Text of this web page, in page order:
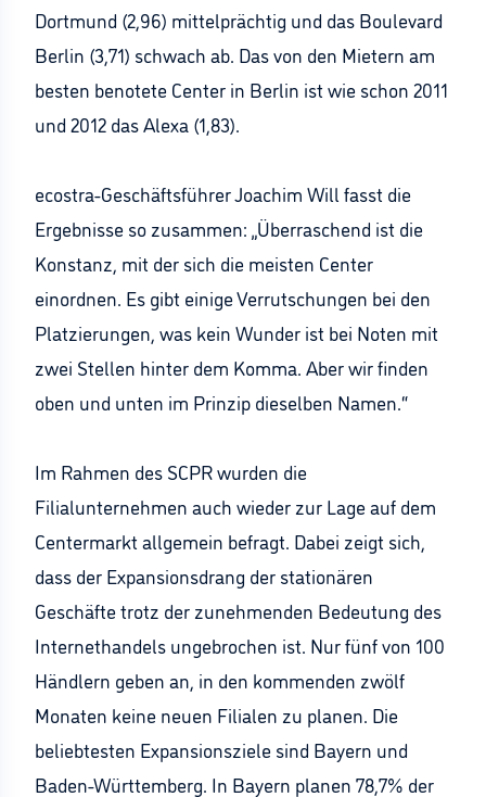
Dortmund (2,96) mittelprächtig und das Boulevard
Berlin (3,71) schwach ab. Das von den Mietern am
besten benotete Center in Berlin ist wie schon 2011
und 2012 das Alexa (1,83).
ecostra-Geschäftsführer Joachim Will fasst die
Ergebnisse so zusammen: „Überraschend ist die
Konstanz, mit der sich die meisten Center
einordnen. Es gibt einige Verrutschungen bei den
Platzierungen, was kein Wunder ist bei Noten mit
zwei Stellen hinter dem Komma. Aber wir finden
oben und unten im Prinzip dieselben Namen.“
Im Rahmen des SCPR wurden die
Filialunternehmen auch wieder zur Lage auf dem
Centermarkt allgemein befragt. Dabei zeigt sich,
dass der Expansionsdrang der stationären
Geschäfte trotz der zunehmenden Bedeutung des
Internethandels ungebrochen ist. Nur fünf von 100
Händlern geben an, in den kommenden zwölf
Monaten keine neuen Filialen zu planen. Die
beliebtesten Expansionsziele sind Bayern und
Baden-Württemberg. In Bayern planen 78,7% der